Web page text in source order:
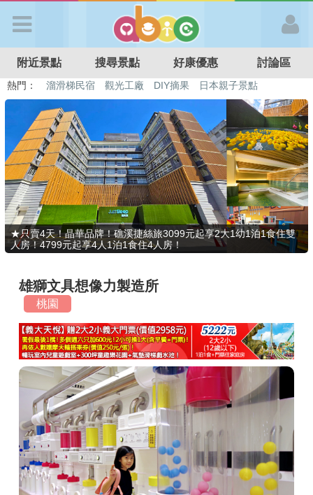
APP登入
首 頁
搜尋景點
好康優惠
最新消息
最新留言
商家合作
推薦景點
討論區
聯絡我們
附近景點 搜尋景點 好康優惠 討論區
熱門： 溜滑梯民宿 觀光工廠 DIY摘果
日本親子景點
特色遊戲場
親子住房優惠 台北親子餐廳 溫泉泡湯SPA
★只賣4天！晶華品牌！礁溪捷絲旅3099元起享2大1幼1泊1食住雙
人房！4799元起享4人1泊1食住4人房！
雄獅文具想像力製造所
桃園